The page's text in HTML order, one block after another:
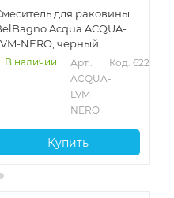
для раковины
Acqua ACQUA-
NERO, черный
В наличии
Арт.:
ACQUA-
LVM-
NERO
Код: 62273
Купить